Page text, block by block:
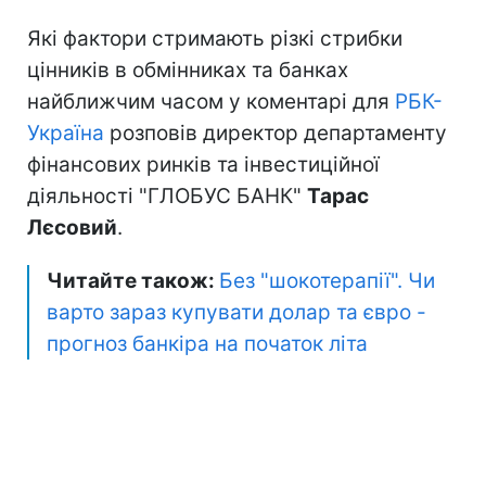
Які фактори стримають різкі стрибки
цінників в обмінниках та банках
найближчим часом у коментарі для РБК-
Україна розповів директор департаменту
фінансових ринків та інвестиційної
діяльності "ГЛОБУС БАНК" Тарас
Лєсовий.
Читайте також: Без "шокотерапії". Чи
варто зараз купувати долар та євро -
прогноз банкіра на початок літа